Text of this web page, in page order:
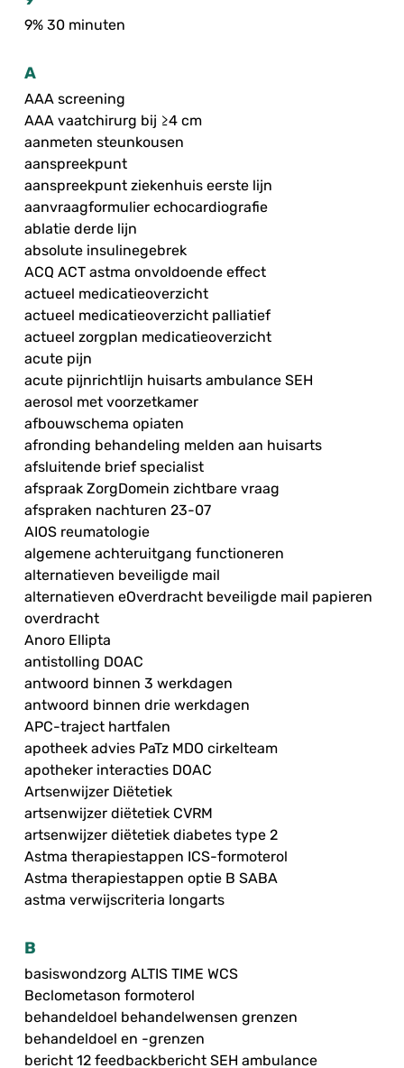
9% 30 minuten
A
AAA screening
AAA vaatchirurg bij ≥4 cm
aanmeten steunkousen
aanspreekpunt
aanspreekpunt ziekenhuis eerste lijn
aanvraagformulier echocardiografie
ablatie derde lijn
absolute insulinegebrek
ACQ ACT astma onvoldoende effect
actueel medicatieoverzicht
actueel medicatieoverzicht palliatief
actueel zorgplan medicatieoverzicht
acute pijn
acute pijnrichtlijn huisarts ambulance SEH
aerosol met voorzetkamer
afbouwschema opiaten
afronding behandeling melden aan huisarts
afsluitende brief specialist
afspraak ZorgDomein zichtbare vraag
afspraken nachturen 23-07
AIOS reumatologie
algemene achteruitgang functioneren
alternatieven beveiligde mail
alternatieven eOverdracht beveiligde mail papieren
overdracht
Anoro Ellipta
antistolling DOAC
antwoord binnen 3 werkdagen
antwoord binnen drie werkdagen
APC-traject hartfalen
apotheek advies PaTz MDO cirkelteam
apotheker interacties DOAC
Artsenwijzer Diëtetiek
artsenwijzer diëtetiek CVRM
artsenwijzer diëtetiek diabetes type 2
Astma therapiestappen ICS-formoterol
Astma therapiestappen optie B SABA
astma verwijscriteria longarts
B
basiswondzorg ALTIS TIME WCS
Beclometason formoterol
behandeldoel behandelwensen grenzen
behandeldoel en -grenzen
bericht 12 feedbackbericht SEH ambulance